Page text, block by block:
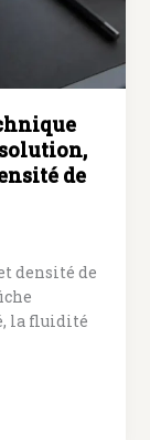
de
densité de
la fluidité